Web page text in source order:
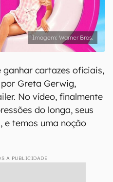
Warner Bros.
ganhar cartazes oficiais,
Greta Gerwig,
No vídeo, finalmente
do longa, seus
e temos uma noção
A PUBLICIDADE